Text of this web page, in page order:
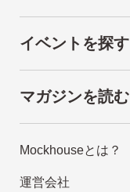
イベントを探す
マガジンを読む
Mockhouseとは？
運営会社